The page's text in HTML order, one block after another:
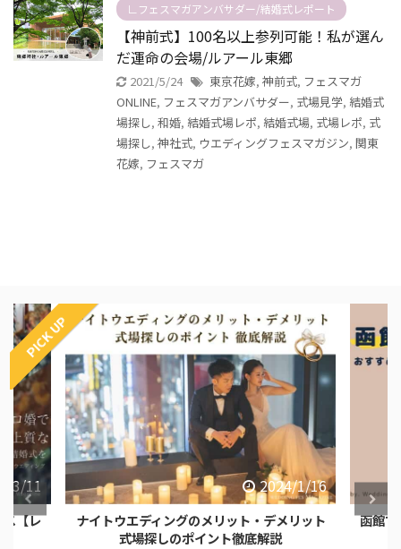
∟フェスマガアンバサダー/結婚式レポート
【神前式】100名以上参列可能！私が選ん
だ運命の会場/ルアール東郷
2021/5/24 東京花嫁, 神前式, フェスマガ
ONLINE, フェスマガアンバサダー, 式場見学, 結婚式
場探し, 和婚, 結婚式場レポ, 結婚式場, 式場レポ, 式
場探し, 神社式, ウエディングフェスマガジン, 関東
花嫁, フェスマガ
PICK UP
3/11
【レ
2024/1/16
ナイトウエディングのメリット・デメリット
式場探しのポイント徹底解説
函館